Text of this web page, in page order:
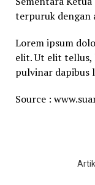
terpuruk dengan
Lorem ipsum
elit. Ut elit
pulvinar dapibus
Source :